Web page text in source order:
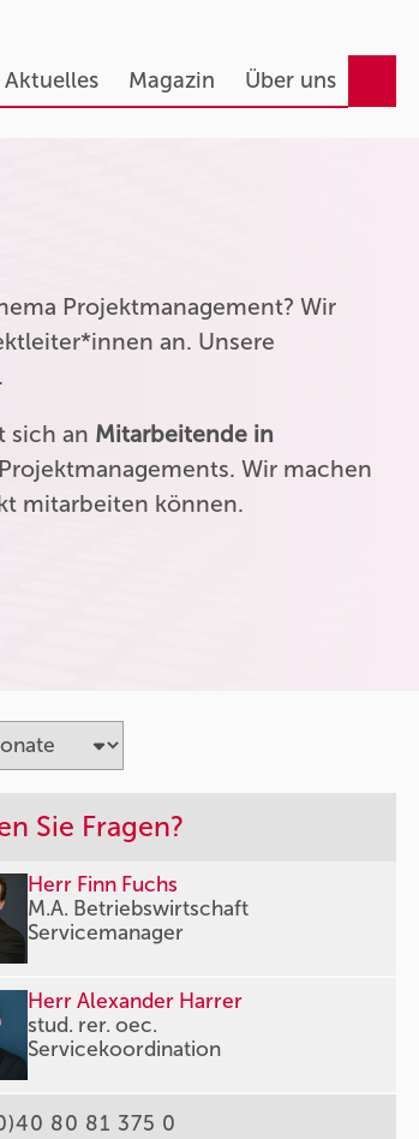
Aktuelles Magazin Über uns
Projektmanagement? Wir
an. Unsere
sich an Mitarbeitende in
Wir machen
mitarbeiten können.
Sie Fragen?
Herr Finn Fuchs
M.A. Betriebswirtschaft
Servicemanager
Herr Alexander Harrer
stud. rer. oec.
Servicekoordination
80 81 375 0